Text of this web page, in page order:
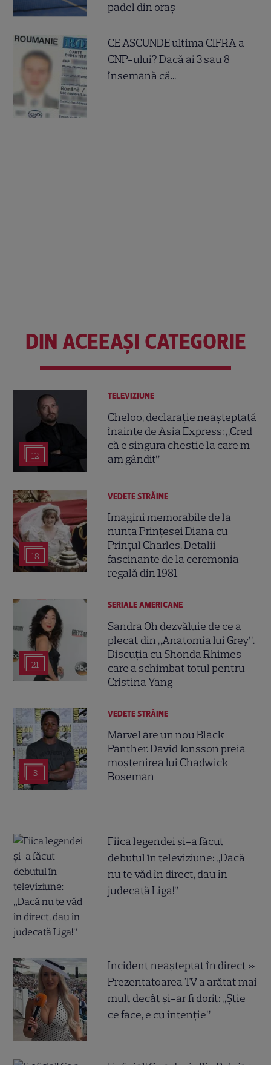
padel din oraș
CE ASCUNDE ultima CIFRA a
CNP-ului? Dacă ai 3 sau 8
însemană că...
DIN ACEEAȘI CATEGORIE
12
TELEVIZIUNE
Cheloo, declarație neașteptată
înainte de Asia Express: „Cred
că e singura chestie la care m-
am gândit”
18
VEDETE STRĂINE
Imagini memorabile de la
nunta Prințesei Diana cu
Prințul Charles. Detalii
fascinante de la ceremonia
regală din 1981
21
SERIALE AMERICANE
Sandra Oh dezvăluie de ce a
plecat din „Anatomia lui Grey”.
Discuția cu Shonda Rhimes
care a schimbat totul pentru
Cristina Yang
3
VEDETE STRĂINE
Marvel are un nou Black
Panther. David Jonsson preia
moștenirea lui Chadwick
Boseman
Fiica legendei și-a făcut
debutul în televiziune: „Dacă
nu te văd în direct, dau în
judecată Liga!”
Incident neașteptat în direct »
Prezentatoarea TV a arătat mai
mult decât și-ar fi dorit: „Știe
ce face, e cu intenție”